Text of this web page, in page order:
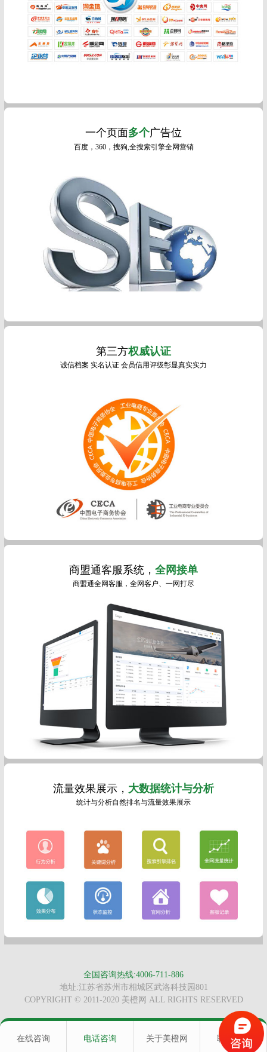
一个页面多个广告位
百度，360，搜狗,全搜索引擎全网营销
第三方权威认证
诚信档案 实名认证 会员信用评级彰显真实实力
商盟通客服系统， 全网接单
商盟通全网客服，全网客户、一网打尽
流量效果展示， 大数据统计与分析
统计与分析自然排名与流量效果展示
全国咨询热线:4006-711-886
地址:江苏省苏州市相城区武洛科技园801
COPYRIGHT © 2011-2020 美橙网 ALL RIGHTS RESERVED
在线咨询 电话咨询 关于美橙网 联系我们